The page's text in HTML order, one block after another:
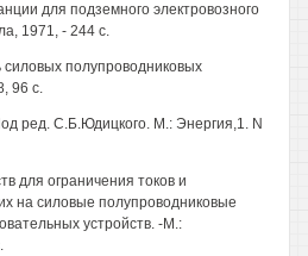
для подземного электровозного
1971, - 244 с.
полупроводниковых
96 с.
ред. С.Б.Юдицкого. М.: Энергия,1. N
для ограничения токов и
на силовые полупроводниковые
устройств. -М.: